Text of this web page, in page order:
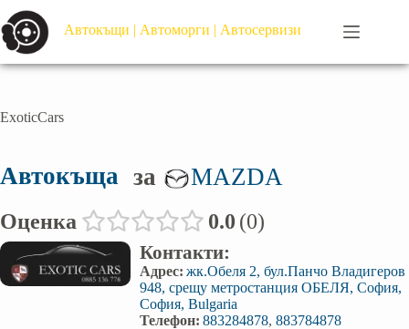
Автокъщи | Автоморги | Автосервизи
ExoticCars
Автокъща за MAZDA
Оценка 0.0 0
Контакти:
Адрес: жк.Обеля 2, бул.Панчо Владигеров
948, срещу метростанция ОБЕЛЯ, София,
София, Bulgaria
Телефон: 883284878, 883784878